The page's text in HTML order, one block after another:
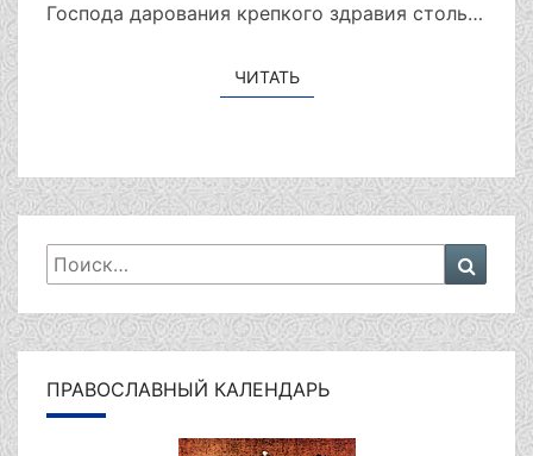
Господа дарования крепкого здравия столь…
ЧИТАТЬЧИТАТЬ
Искать: Поиск
ПРАВОСЛАВНЫЙ КАЛЕНДАРЬ